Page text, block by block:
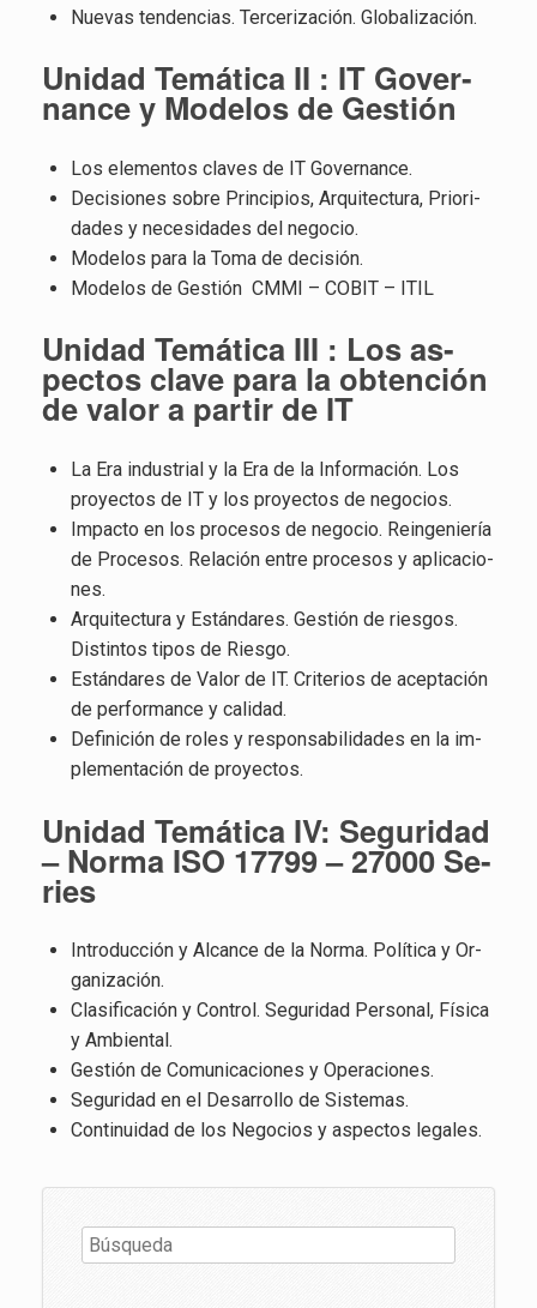
Nue­vas ten­den­cias. Ter­ce­ri­za­ción. Glo­ba­li­za­ción.
Uni­dad Te­má­ti­ca II : IT Go­ver­
nan­ce y Mo­de­los de Ges­tión
Los ele­men­tos cla­ves de IT Go­ver­nan­ce.
De­ci­sio­nes sobre Prin­ci­pios, Ar­qui­tec­tu­ra, Prio­ri­
da­des y ne­ce­si­da­des del ne­go­cio.
Mo­de­los para la Toma de de­ci­sión.
Mo­de­los de Ges­tión CMMI – COBIT – ITIL
Uni­dad Te­má­ti­ca III : Los as­
pec­tos clave para la ob­ten­ción
de valor a par­tir de IT
La Era in­dus­trial y la Era de la In­for­ma­ción. Los
pro­yec­tos de IT y los pro­yec­tos de ne­go­cios.
Im­pac­to en los pro­ce­sos de ne­go­cio. Re­in­ge­nie­ría
de Pro­ce­sos. Re­la­ción entre pro­ce­sos y apli­ca­cio­
nes.
Ar­qui­tec­tu­ra y Es­tán­da­res. Ges­tión de ries­gos.
Dis­tin­tos tipos de Ries­go.
Es­tán­da­res de Valor de IT. Cri­te­rios de acep­ta­ción
de per­for­man­ce y ca­li­dad.
De­fi­ni­ción de roles y res­pon­sa­bi­li­da­des en la im­
ple­men­ta­ción de pro­yec­tos.
Uni­dad Te­má­ti­ca IV: Se­gu­ri­dad
– Norma ISO 17799 – 27000 Se­
ries
In­tro­duc­ción y Al­can­ce de la Norma. Po­lí­ti­ca y Or­
ga­ni­za­ción.
Cla­si­fi­ca­ción y Con­trol. Se­gu­ri­dad Per­so­nal, Fí­si­ca
y Am­bien­tal.
Ges­tión de Co­mu­ni­ca­cio­nes y Ope­ra­cio­nes.
Se­gu­ri­dad en el Desa­rro­llo de Sis­te­mas.
Con­ti­nui­dad de los Ne­go­cios y as­pec­tos le­ga­les.